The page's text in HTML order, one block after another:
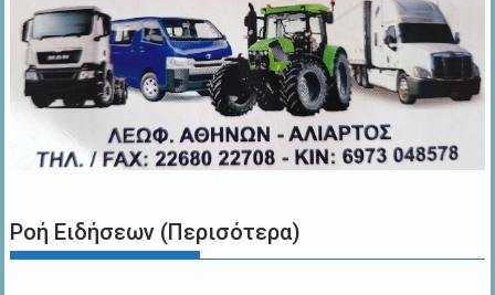
Ροή Ειδήσεων (Περισότερα)